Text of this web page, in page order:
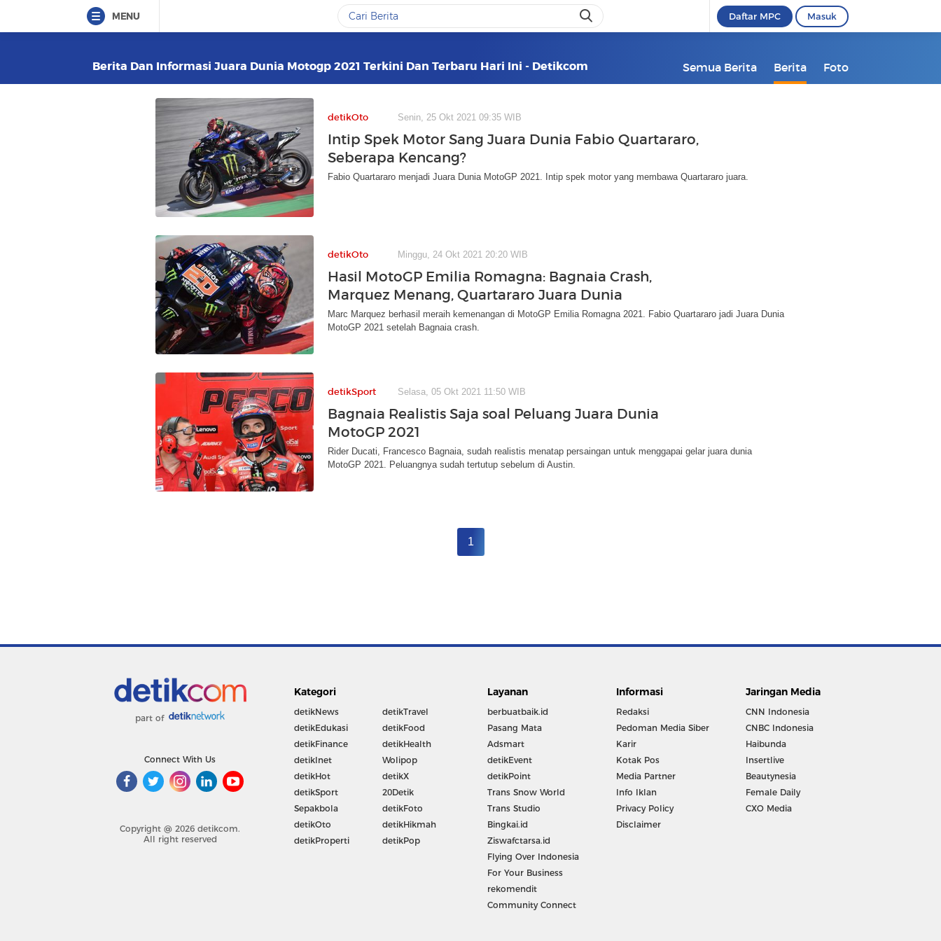
MENU Daftar MPC Masuk
Berita Dan Informasi Juara Dunia Motogp 2021 Terkini Dan Terbaru Hari Ini - Detikcom Semua Berita Berita Foto
detikOto Senin, 25 Okt 2021 09:35 WIB
Intip Spek Motor Sang Juara Dunia Fabio Quartararo,
Seberapa Kencang?
Fabio Quartararo menjadi Juara Dunia MotoGP 2021. Intip spek motor yang membawa Quartararo juara.
detikOto Minggu, 24 Okt 2021 20:20 WIB
Hasil MotoGP Emilia Romagna: Bagnaia Crash,
Marquez Menang, Quartararo Juara Dunia
Marc Marquez berhasil meraih kemenangan di MotoGP Emilia Romagna 2021. Fabio Quartararo jadi Juara Dunia
MotoGP 2021 setelah Bagnaia crash.
detikSport Selasa, 05 Okt 2021 11:50 WIB
Bagnaia Realistis Saja soal Peluang Juara Dunia
MotoGP 2021
Rider Ducati, Francesco Bagnaia, sudah realistis menatap persaingan untuk menggapai gelar juara dunia
MotoGP 2021. Peluangnya sudah tertutup sebelum di Austin.
1
part of
Connect With Us
Copyright @ 2026 detikcom.
All right reserved
Kategori
detikNews
detikEdukasi
detikFinance
detikInet
detikHot
detikSport
Sepakbola
detikOto
detikProperti
detikTravel
detikFood
detikHealth
Wolipop
detikX
20Detik
detikFoto
detikHikmah
detikPop
Layanan
berbuatbaik.id
Pasang Mata
Adsmart
detikEvent
detikPoint
Trans Snow World
Trans Studio
Bingkai.id
Ziswafctarsa.id
Flying Over Indonesia
For Your Business
rekomendit
Community Connect
Informasi
Redaksi
Pedoman Media Siber
Karir
Kotak Pos
Media Partner
Info Iklan
Privacy Policy
Disclaimer
Jaringan Media
CNN Indonesia
CNBC Indonesia
Haibunda
Insertlive
Beautynesia
Female Daily
CXO Media